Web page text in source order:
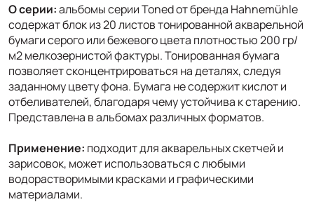
О серии:альбомы серии Toned от бренда Hahnemühle
содержат блок из 20 листов тонированной акварельной
бумаги серого или бежевого цвета плотностью 200 гр/
м2 мелкозернистой фактуры. Тонированная бумага
позволяет сконцентрироваться на деталях, следуя
заданному цвету фона. Бумага не содержит кислот и
отбеливателей, благодаря чему устойчива к старению.
Представлена в альбомах различных форматов.
Применение: подходит для акварельных скетчей и
зарисовок, может использоваться с любыми
водорастворимыми красками и графическими
материалами.